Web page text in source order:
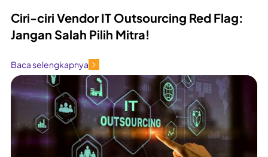
Ciri-ciri Vendor IT Outsourcing Red Flag:
Jangan Salah Pilih Mitra!
Baca selengkapnya